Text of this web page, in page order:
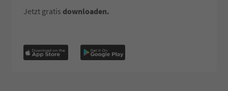
Jetzt gratis downloaden.